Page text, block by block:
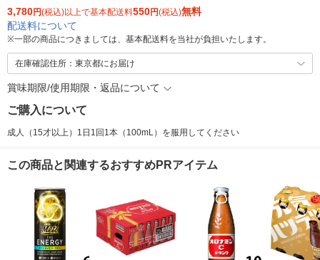
3,780円(税込)以上で基本配送料550円(税込)無料
配送料について
※一部の商品につきましては、基本配送料を当社が負担いたします。
在庫確認住所：東京都にお届け
賞味期限/使用期限・返品について
ご購入について
成人（15才以上）1日1回1本（100mL）を服用してください
この商品と関連するおすすめPRアイテム